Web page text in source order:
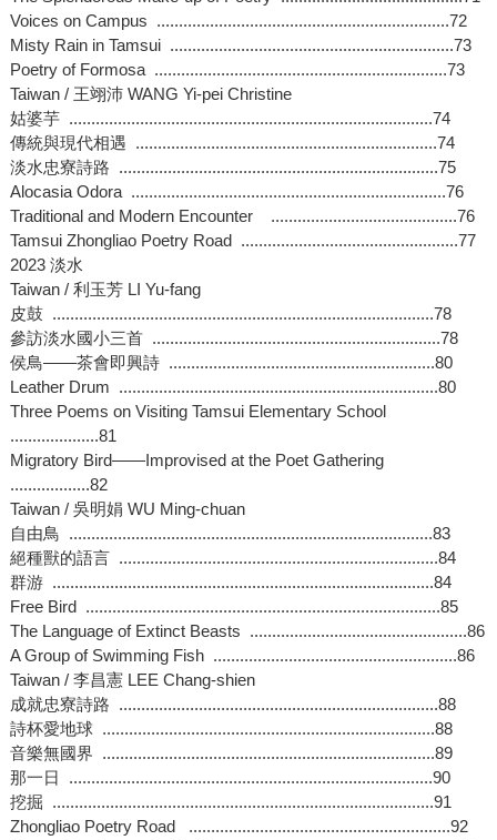
Voices on Campus ..................................................................72
Misty Rain in Tamsui ................................................................73
Poetry of Formosa ..................................................................73
Taiwan / 王翊沛 WANG Yi-pei Christine
姑婆芋 ..................................................................................74
傳統與現代相遇 ....................................................................74
淡水忠寮詩路 ........................................................................75
Alocasia Odora .......................................................................76
Traditional and Modern Encounter ..........................................76
Tamsui Zhongliao Poetry Road .................................................77
2023 淡水
Taiwan / 利玉芳 LI Yu-fang
皮鼓 ......................................................................................78
參訪淡水國小三首 .................................................................78
侯鳥——茶會即興詩 ............................................................80
Leather Drum ........................................................................80
Three Poems on Visiting Tamsui Elementary School
....................81
Migratory Bird——Improvised at the Poet Gathering
..................82
Taiwan / 吳明娟 WU Ming-chuan
自由鳥 ..................................................................................83
絕種獸的語言 ........................................................................84
群游 ......................................................................................84
Free Bird ................................................................................85
The Language of Extinct Beasts .................................................86
A Group of Swimming Fish .......................................................86
Taiwan / 李昌憲 LEE Chang-shien
成就忠寮詩路 ........................................................................88
詩杯愛地球 ...........................................................................88
音樂無國界 ...........................................................................89
那一日 ..................................................................................90
挖掘 ......................................................................................91
Zhongliao Poetry Road ...........................................................92